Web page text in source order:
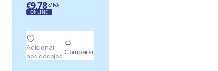
€9,78 c/ IVA
ONLINE
Adicionar
aos desejos
Comparar